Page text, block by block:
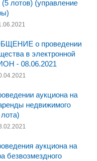
лотов) (управление
о проведении
в электронной
- 08.06.2021
аукциона на
недвижимого
аукциона на
безвозмездного